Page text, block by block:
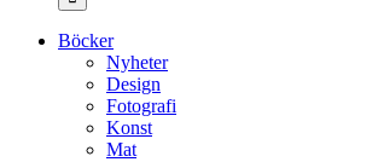
Böcker
Nyheter
Design
Fotografi
Konst
Mat